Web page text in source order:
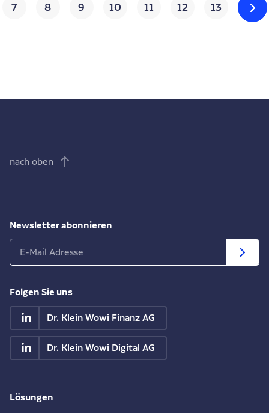
7 8 9 10 11 12 13
nach oben
Newsletter abonnieren
Folgen Sie uns
Dr. Klein Wowi Finanz AG
Dr. Klein Wowi Digital AG
Lösungen